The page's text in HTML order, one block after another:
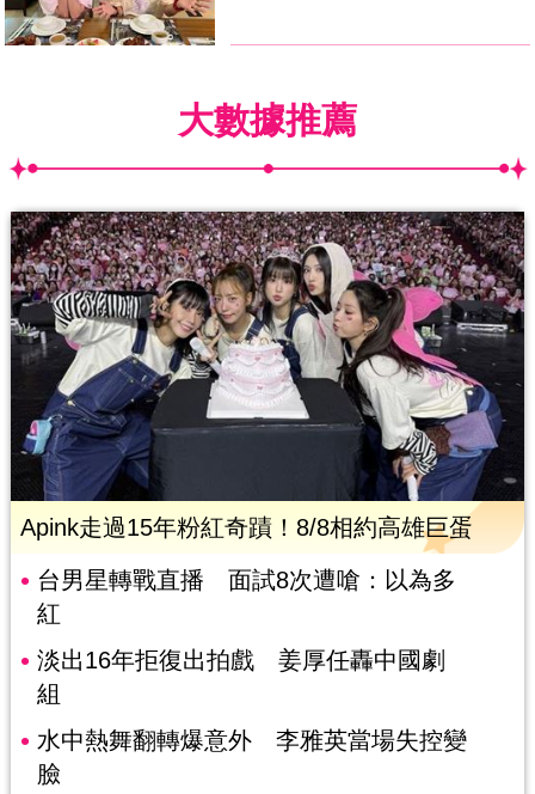
大數據推薦
Apink走過15年粉紅奇蹟！8/8相約高雄巨蛋
台男星轉戰直播 面試8次遭嗆：以為多
紅
淡出16年拒復出拍戲 姜厚任轟中國劇
組
水中熱舞翻轉爆意外 李雅英當場失控變
臉